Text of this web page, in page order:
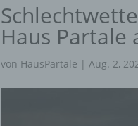
Haus Partale
von HausPartale |Aug. 2,